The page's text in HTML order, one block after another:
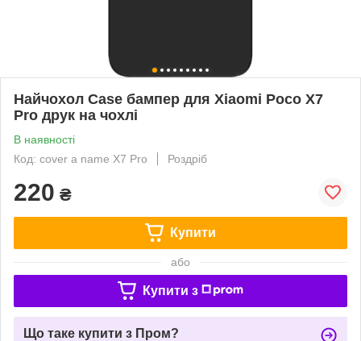
Найчохол Case бампер для Xiaomi Poco X7
Pro друк на чохлі
В наявності
Код: cover a name X7 Pro
Роздріб
220 ₴
Купити
або
Купити з
Що таке купити з Пром?